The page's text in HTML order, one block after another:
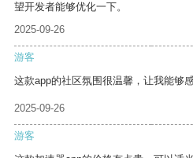
望开发者能够优化一下。
2025-09-26
游客
这款app的社区氛围很温馨，让我能够
2025-09-26
游客